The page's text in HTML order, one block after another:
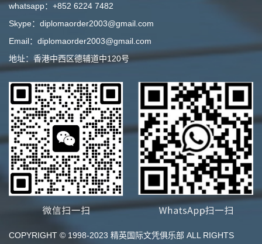
whatsapp：+852 6224 7482
Skype：diplomaorder2003@gmail.com
Email：diplomaorder2003@gmail.com
地址：香港中西区德辅道中120号
COPYRIGHT © 1998-2023 精英国际文凭俱乐部 ALL RIGHTS